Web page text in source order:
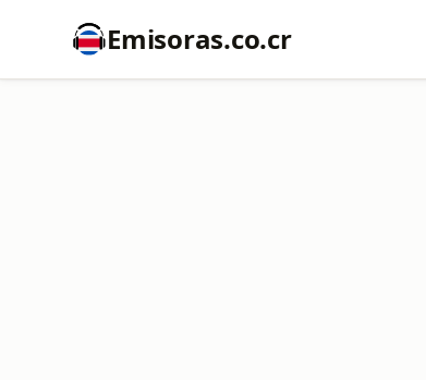
Emisoras.co.cr